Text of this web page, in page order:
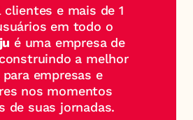
e mais de 1
em todo o
é uma empresa de
a melhor
empresas e
nos momentos
de suas jornadas.